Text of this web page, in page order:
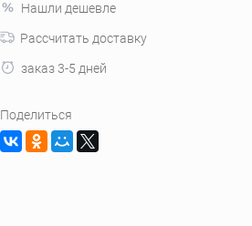
Нашли дешевле
Рассчитать доставку
заказ 3-5 дней
Поделиться